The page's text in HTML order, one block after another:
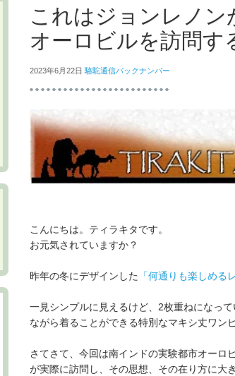
これはジョンレノ
オーロビルを訪問す
2023年6月22日 駱駝通信バックナンバー
こんにちは。ティラキタです。
お元気されていますか？
昨年の冬にデザインした 「何通りも楽しめる
一見シンプルに見えるけど、2枚重ねになっ
ながら着ることができる特別なマキシ丈ワン
さてさて、今回は南インドの実験都市オーロ
が実際に訪問し、その思想、その在り方に大